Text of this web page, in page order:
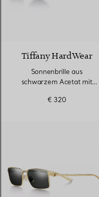
Tiffany HardWear
Sonnenbrille aus
schwarzem Acetat mit
€ 320